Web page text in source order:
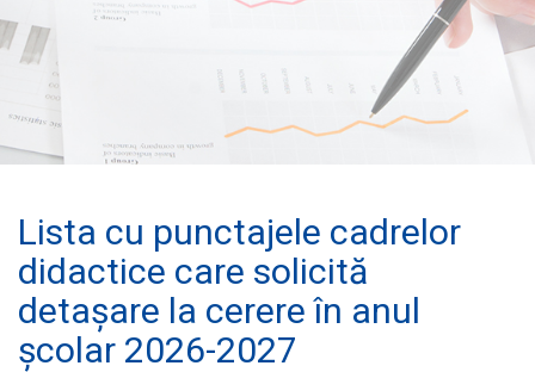
Lista cu punctajele cadrelor
didactice care solicită
detașare la cerere în anul
școlar 2026-2027